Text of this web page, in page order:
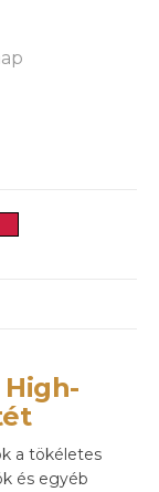
High-
a tökéletes
és egyéb